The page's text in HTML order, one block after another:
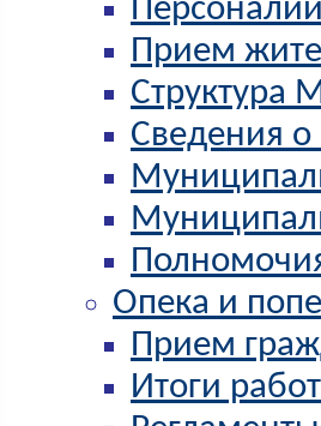
Персоналии
Прием
Структура
Сведения о
Опека и
Прием
Итоги